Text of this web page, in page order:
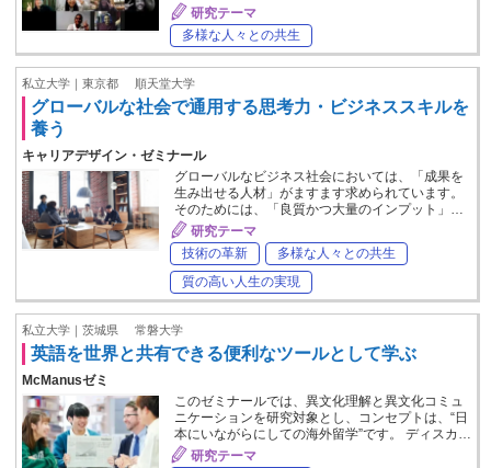
研究テーマ
多様な人々との共生
私立大学｜東京都 順天堂大学
グローバルな社会で通用する思考力・ビジネススキルを
養う
キャリアデザイン・ゼミナール
グローバルなビジネス社会においては、「成果を
生み出せる人材」がますます求められています。
そのためには、「良質かつ大量のインプット」…
研究テーマ
技術の革新
多様な人々との共生
質の高い人生の実現
私立大学｜茨城県 常磐大学
英語を世界と共有できる便利なツールとして学ぶ
McManusゼミ
このゼミナールでは、異文化理解と異文化コミュ
ニケーションを研究対象とし、コンセプトは、“日
本にいながらにしての海外留学”です。 ディスカ…
研究テーマ